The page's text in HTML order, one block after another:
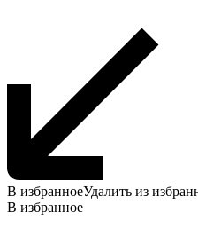
В избранноеУдалить из
В избранное